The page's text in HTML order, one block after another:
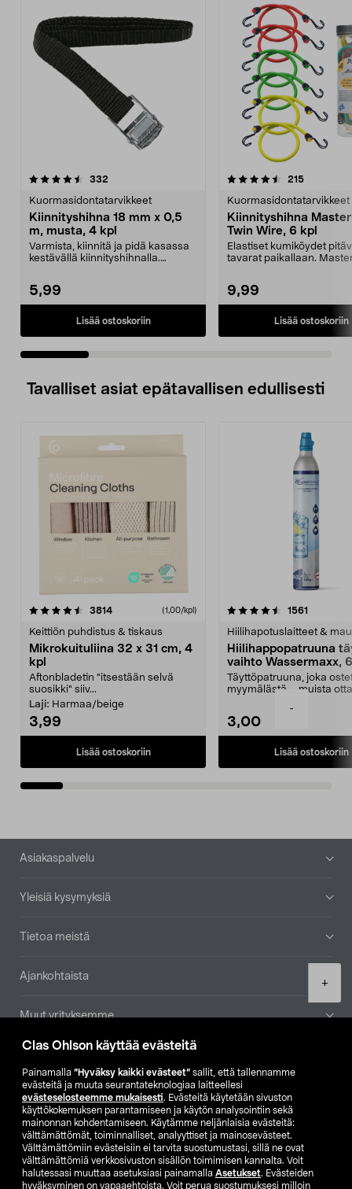
Clas Ohlson käyttää evästeitä
Painamalla ”Hyväksy kaikki evästeet” sallit, että tallennamme
evästeitä ja muuta seurantateknologiaa laitteellesi
evästeselosteemme mukaisesti. Evästeitä käytetään sivuston
käyttökokemuksen parantamiseen ja käytön analysointiin sekä
mainonnan kohdentamiseen. Käytämme neljänlaisia evästeitä:
välttämättömät, toiminnalliset, analyyttiset ja mainosevästeet.
Välttämättömiin evästeisiin ei tarvita suostumustasi, sillä ne ovat
välttämättömiä verkkosivuston sisällön toimimisen kannalta. Voit
halutessasi muuttaa asetuksiasi painamalla Asetukset. Evästeiden
hyväksyminen on vapaaehtoista. Voit perua suostumuksesi milloin
-
+
332
Kuormasidontatarvikkeet
Kiinnityshihna 18 mm x 0,5
m, musta, 4 kpl
Varmista, kiinnitä ja pidä kasassa
kestävällä kiinnityshihnalla.
5,99
Lisää ostoskoriin
4.5 viidestä
215arvostelut
Kuormasidontatarvikkeet
Kiinnityshihna
Twin Wire, 6 kpl
Elastiset kumiköydet
tavarat paikallaan.
9,99
Lisää ostoskoriin
4.5 viidestä
Tavalliset asiat epätavallisen edullisesti
3814arvostelut (1,00/kpl)
Keittiön puhdistus & tiskaus
Mikrokuituliina 32 x 31 cm, 4
kpl
Aftonbladetin "itsestään selvä
suosikki" siiv...
Laji: Harmaa/beige
3,99
Lisää ostoskoriin
4.5viidestä
1561
Hiilihapotuslaitteet &
Hiilihappopatruuna
vaihto Wassermaxx,
Täyttöpatruuna, joka
myymälästä – muista
3,00
Lisää ostoskoriin
4.5viidestä
Alatunniste
Asiakaspalvelu
Yleisiä kysymyksiä
Tietoa meistä
Ajankohtaista
Muut yrityksemme
Etsi myymälä
SE NO FI
FI SV